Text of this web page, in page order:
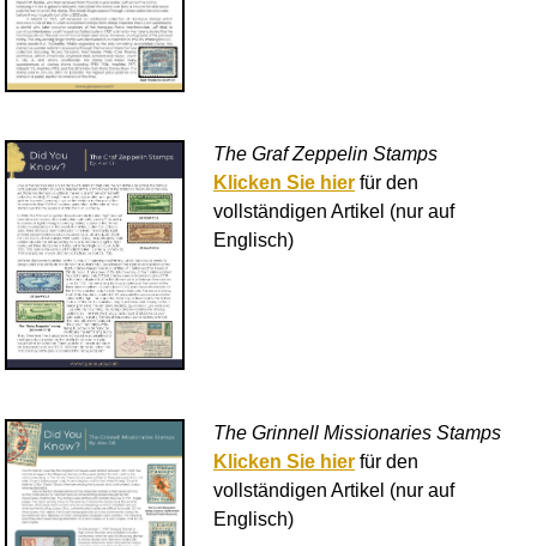
The Graf Zeppelin Stamps
Klicken Sie hier für den
vollständigen Artikel (nur auf
Englisch)
The Grinnell Missionaries Stamps
Klicken Sie hier für den
vollständigen Artikel (nur auf
Englisch)